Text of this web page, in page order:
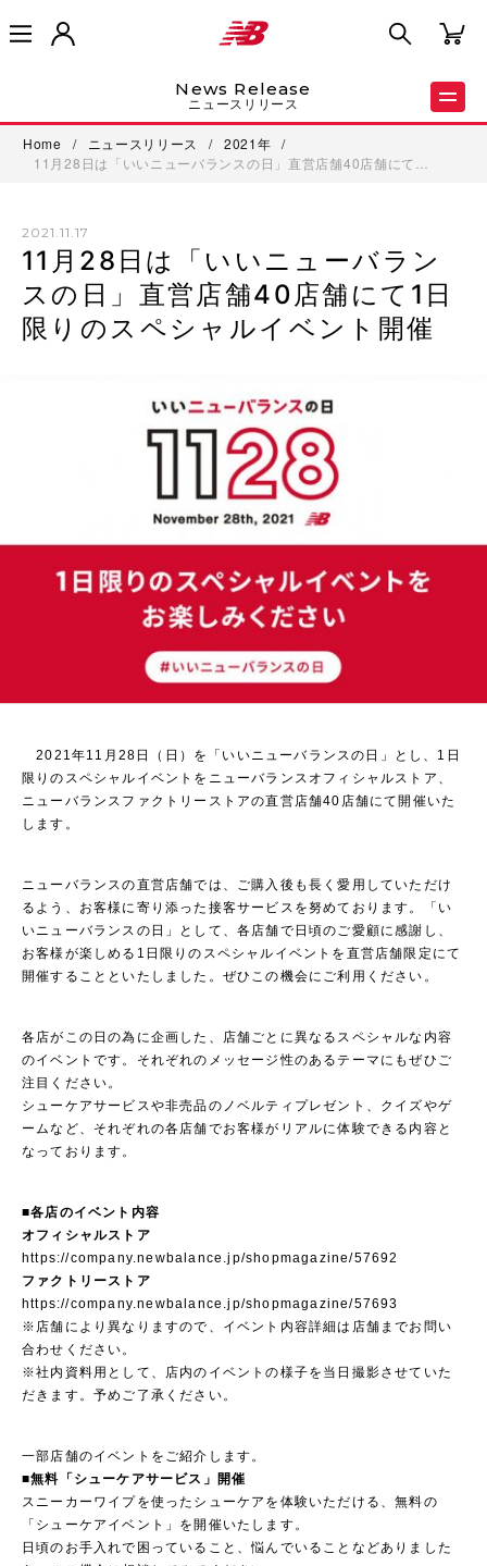
News Release
ニュースリリース
Home / ニュースリリース / 2021年
/
11月28日は「いいニューバランスの日」直営店舗40店舗にて…
2021.11.17
11月28日は「いいニューバラン
スの日」直営店舗40店舗にて1日
限りのスペシャルイベント開催
2021年11月28日（日）を「いいニューバランスの日」とし、1日
限りのスペシャルイベントをニューバランスオフィシャルストア、
ニューバランスファクトリーストアの直営店舗40店舗にて開催いた
します。
ニューバランスの直営店舗では、ご購入後も長く愛用していただけ
るよう、お客様に寄り添った接客サービスを努めております。「い
いニューバランスの日」として、各店舗で日頃のご愛顧に感謝し、
お客様が楽しめる1日限りのスペシャルイベントを直営店舗限定にて
開催することといたしました。ぜひこの機会にご利用ください。
各店がこの日の為に企画した、店舗ごとに異なるスペシャルな内容
のイベントです。それぞれのメッセージ性のあるテーマにもぜひご
注目ください。
シューケアサービスや非売品のノベルティプレゼント、クイズやゲ
ームなど、それぞれの各店舗でお客様がリアルに体験できる内容と
なっております。
■各店のイベント内容
オフィシャルストア
https://company.newbalance.jp/shopmagazine/57692
ファクトリーストア
https://company.newbalance.jp/shopmagazine/57693
※店舗により異なりますので、イベント内容詳細は店舗までお問い
合わせください。
※社内資料用として、店内のイベントの様子を当日撮影させていた
だきます。予めご了承ください。
一部店舗のイベントをご紹介します。
■無料「シューケアサービス」開催
スニーカーワイプを使ったシューケアを体験いただける、無料の
「シューケアイベント」を開催いたします。
日頃のお手入れで困っていること、悩んでいることなどありました